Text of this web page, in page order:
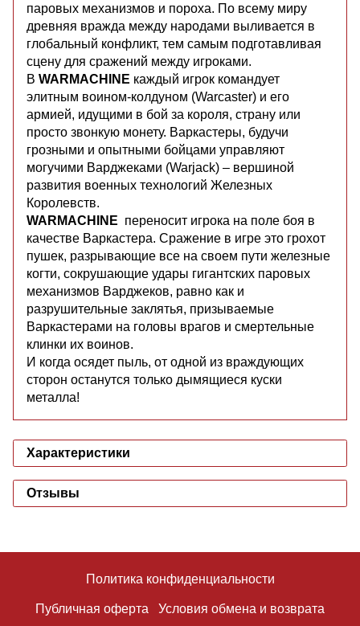
паровых механизмов и пороха. По всему миру
древняя вражда между народами выливается в
глобальный конфликт, тем самым подготавливая
сцену для сражений между игроками.
В WARMACHINE каждый игрок командует
элитным воином-колдуном (Warcaster) и его
армией, идущими в бой за короля, страну или
просто звонкую монету. Варкастеры, будучи
грозными и опытными бойцами управляют
могучими Варджеками (Warjack) – вершиной
развития военных технологий Железных
Королевств.
WARMACHINE переносит игрока на поле боя в
качестве Варкастера. Сражение в игре это грохот
пушек, разрывающие все на своем пути железные
когти, сокрушающие удары гигантских паровых
механизмов Варджеков, равно как и
разрушительные заклятья, призываемые
Варкастерами на головы врагов и смертельные
клинки их воинов.
И когда осядет пыль, от одной из враждующих
сторон останутся только дымящиеся куски
металла!
Характеристики
Отзывы
Политика конфиденциальности
Публичная оферта Условия обмена и возврата